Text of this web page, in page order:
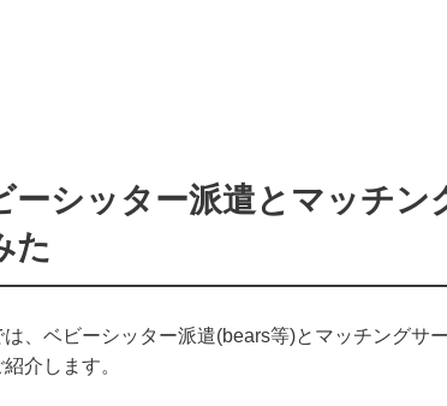
ーシッター派遣とマッチン
た
は、ベビーシッター派遣(bears等)とマッチングサ
介します。